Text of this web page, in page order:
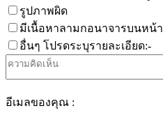
รูปภาพผิด
มีเนื้อหาลามกอนาจารบนหน้า
อื่นๆ โปรดระบุรายละเอียด:-
อีเมลของคุณ :